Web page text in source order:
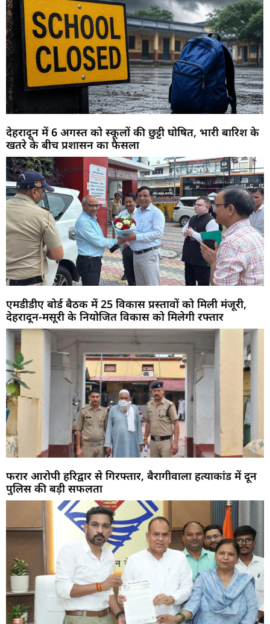
देहरादून में 6 अगस्त को स्कूलों की छुट्टी घोषित, भारी बारिश के
खतरे के बीच प्रशासन का फैसला
एमडीडीए बोर्ड बैठक में 25 विकास प्रस्तावों को मिली मंजूरी,
देहरादून-मसूरी के नियोजित विकास को मिलेगी रफ्तार
फरार आरोपी हरिद्वार से गिरफ्तार, बैरागीवाला हत्याकांड में दून
पुलिस की बड़ी सफलता